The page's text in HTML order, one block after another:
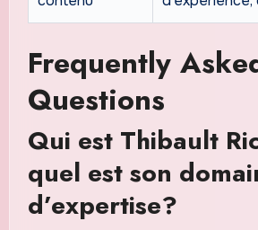
Frequently
Questions
Qui est Thibault
quel est son
d’expertise?